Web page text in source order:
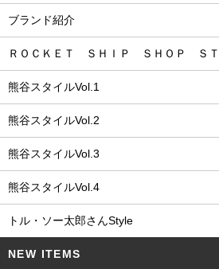
ブランド紹介
ＲＯＣＫＥＴ ＳＨＩＰ ＳＨＯＰ ＳＴ
熊谷スタイルVol.1
熊谷スタイルVol.2
熊谷スタイルVol.3
熊谷スタイルVol.4
トル・ソー太郎さんStyle
NEW ITEMS